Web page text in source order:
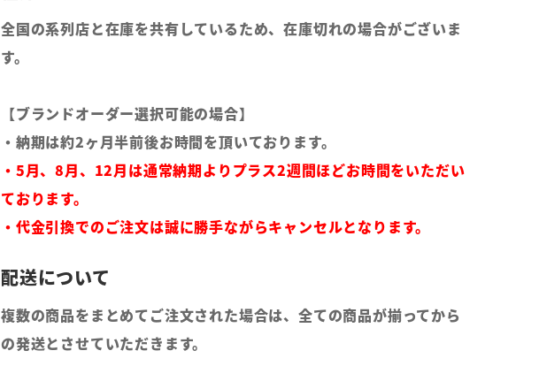
全国の系列店と在庫を共有しているため、在庫切れの場合がございま
す。
【ブランドオーダー選択可能の場合】
・納期は約2ヶ月半前後お時間を頂いております。
・5月、8月、12月は通常納期よりプラス2週間ほどお時間をいただい
ております。
・代金引換でのご注文は誠に勝手ながらキャンセルとなります。
複数の商品をまとめてご注文された場合は、全ての商品が揃ってから
の発送とさせていただきます。